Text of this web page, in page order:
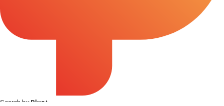
Search by Plus+